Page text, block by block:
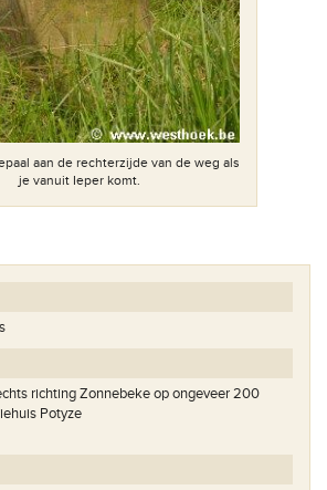
aan de rechterzijde van de weg als
je vanuit Ieper komt.
richting Zonnebeke op ongeveer 200
Potyze